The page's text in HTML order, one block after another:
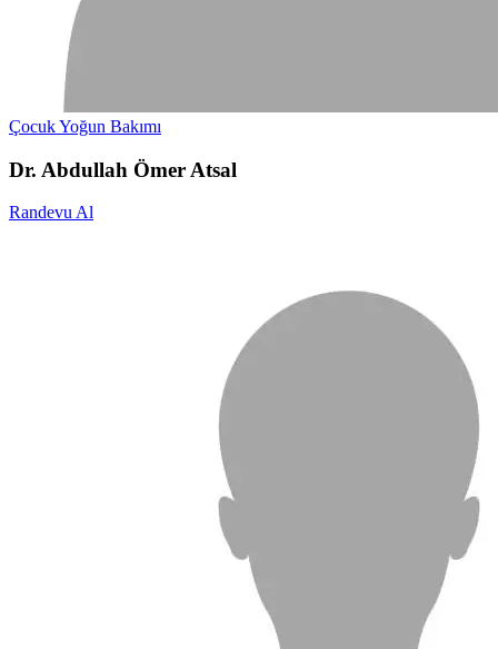
Çocuk Yoğun Bakımı
Dr. Abdullah Ömer Atsal
Randevu Al